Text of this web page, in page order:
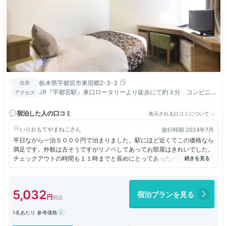
住所 栃木県宇都宮市東宿郷2-3-3
アクセス
JR『宇都宮駅』東口ロータリーより徒歩にて約３分 コンビニ
宿泊した人の口コミ
表示される口コミについて
いりおもてやまねこ 旅行時期 2024年7月
平日ながら一泊５０００円で泊まりました。駅にほど近くてこの価格なら
満足です。外観は古そうですがリノベしてあってお部屋はきれいでした。
チェックアウトの時間も１１時までと長めにとってあったのでゆっくりで
きました。宇都宮立ち寄りの際には候補となるホテルです。
5,032 宿泊プランを見る
1名あたり 参考価格